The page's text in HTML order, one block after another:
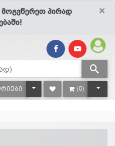
×
მოგვწერეთ პირად
TOGGLE DROPDOWN
(0)